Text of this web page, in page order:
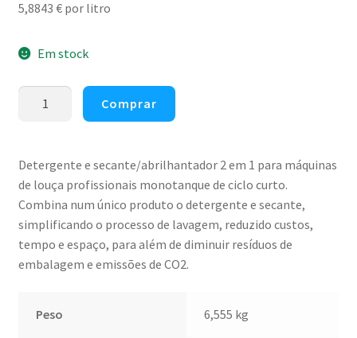
5,8843 €por litro
Em stock
e
Abrilhantador
para
máquina
de
loiça
Pro
Comprar
Detergente e secante/abrilhantador 2 em 1 para máquinas
de louça profissionais monotanque de ciclo curto.
Combina num único produto o detergente e secante,
simplificando o processo de lavagem, reduzido custos,
tempo e espaço, para além de diminuir resíduos de
embalagem e emissões de CO2.
Peso 6,555 kg